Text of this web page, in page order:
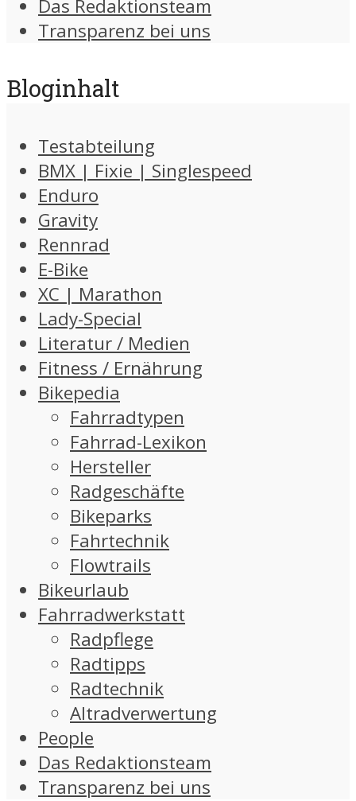
Das Redaktionsteam
Transparenz bei uns
Bloginhalt
Testabteilung
BMX | Fixie | Singlespeed
Enduro
Gravity
Rennrad
E-Bike
XC | Marathon
Lady-Special
Literatur / Medien
Fitness / Ernährung
Bikepedia
Fahrradtypen
Fahrrad-Lexikon
Hersteller
Radgeschäfte
Bikeparks
Fahrtechnik
Flowtrails
Bikeurlaub
Fahrradwerkstatt
Radpflege
Radtipps
Radtechnik
Altradverwertung
People
Das Redaktionsteam
Transparenz bei uns